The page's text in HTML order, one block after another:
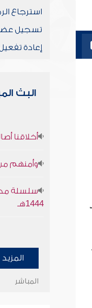
استرجاع
تسجيل
إعادة
البث
أخلاقنا
وأمنهم
سلسلة
1444هـ
المزيد
المباشر